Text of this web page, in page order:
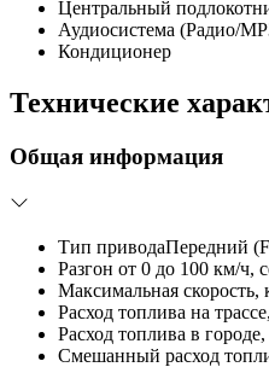
Центральный
Аудиосистема (Радио/
Кондиционер
Технические
Общая информация
Тип приводаПередний
Разгон от 0 до 100 км/ч,
Максимальная скорость,
Расход топлива на
Расход топлива в
Смешанный расход